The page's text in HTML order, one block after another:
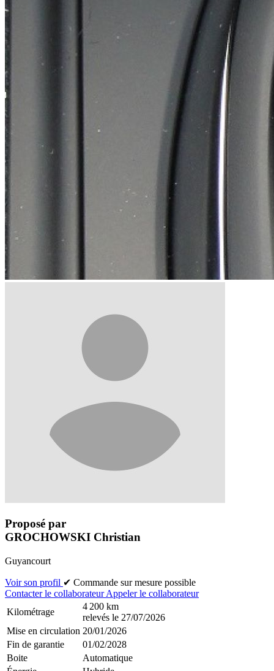
Proposé par
GROCHOWSKI Christian
Guyancourt
Voir son profil ✔ Commande sur mesure possible
Contacter le collaborateurAppeler le collaborateur
Kilométrage
4 200 km
relevés le 27/07/2026
Mise en circulation 20/01/2026
Fin de garantie
01/02/2028
Boite
Automatique